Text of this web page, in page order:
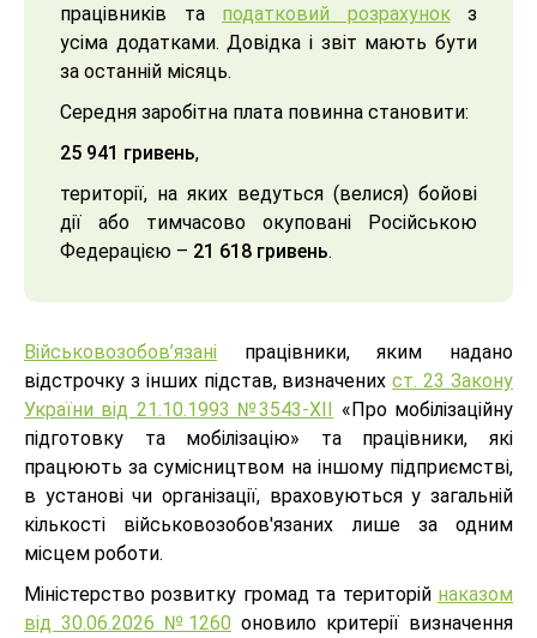
працівників та податковий розрахунокз
усіма додатками. Довідка і звіт мають бути
за останній місяць.
Середня заробітна плата повинна становити:
25 941 гривень,
території, на яких ведуться (велися) бойові
дії або тимчасово окуповані Російською
Федерацією – 21 618 гривень.
Військовозобов’язані працівники, яким надано
відстрочку з інших підстав, визначенихст. 23 Закону
України від 21.10.1993 №3543-XII «Про мобілізаційну
підготовку та мобілізацію» та працівники, які
працюють за сумісництвом на іншому підприємстві,
в установі чи організації, враховуються у загальній
кількості військовозобов'язаних лише за одним
місцем роботи.
Міністерство розвитку громад та територій наказом
від 30.06.2026 №1260 оновило критерії визначення